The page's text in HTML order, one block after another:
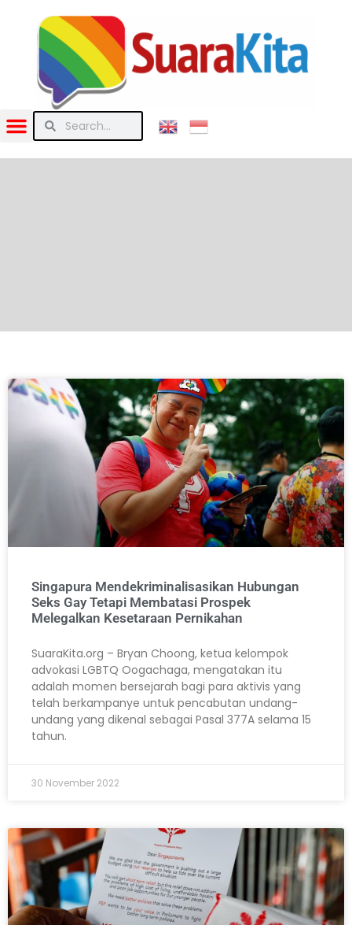
Singapura Mendekriminalisasikan Hubungan
Seks Gay Tetapi Membatasi Prospek
Melegalkan Kesetaraan Pernikahan
SuaraKita.org – Bryan Choong, ketua kelompok
advokasi LGBTQ Oogachaga, mengatakan itu
adalah momen bersejarah bagi para aktivis yang
telah berkampanye untuk pencabutan undang-
undang yang dikenal sebagai Pasal 377A selama 15
tahun.
30 November 2022